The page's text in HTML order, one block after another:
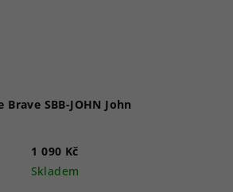
Brave SBB-JOHN John
1 090 Kč
Skladem